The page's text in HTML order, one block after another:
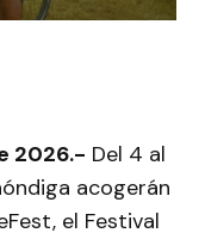
2026.- Del 4 al
acogerán
el Festival